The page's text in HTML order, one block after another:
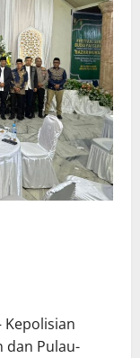
dan Pulau-